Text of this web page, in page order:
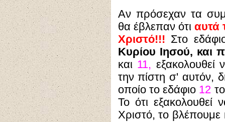
Αν πρόσεχαν τα
θα έβλεπαν ότι αυτά
Χριστό!!! Στο
Κυρίου Ιησού, και
και 11, εξακολουθεί
την πίστη σ' αυτόν,
οποίο το εδάφιο 12
Το ότι εξακολουθεί
Χριστό, το βλέπουμε